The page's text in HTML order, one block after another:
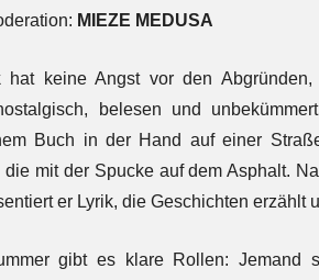
MIEZE MEDUSA
hat keine Angst vor den
belesen und
Buch in der Hand auf einer
mit der Spucke auf dem Asphalt.
er Lyrik, die Geschichten
gibt es klare Rollen: